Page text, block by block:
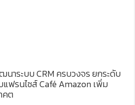
าระบบ CRM ครบวงจร ยกระดับ
แฟรนไชส์ Café Amazon เพิ่ม
คต